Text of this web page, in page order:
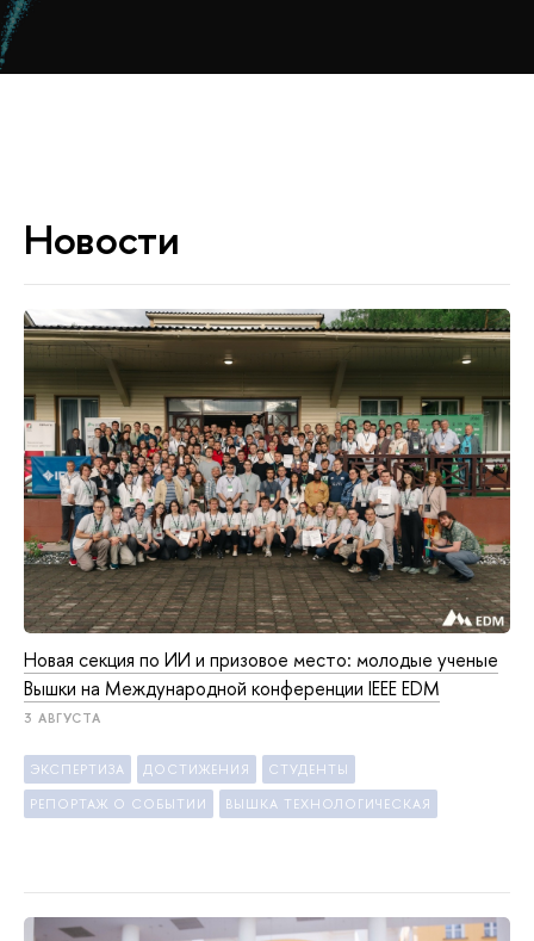
Новости
Новая секция по ИИ и призовое место: молодые ученые
Вышки на Международной конференции IEEE EDM
3 АВГУСТА
ЭКСПЕРТИЗА ДОСТИЖЕНИЯ СТУДЕНТЫ
РЕПОРТАЖ О СОБЫТИИ ВЫШКА ТЕХНОЛОГИЧЕСКАЯ